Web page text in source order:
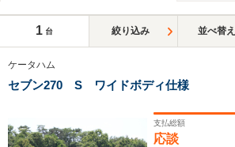
1 台 絞り込み 並べ替え
ケータハム
セブン270 S ワイドボディ仕様
支払総額
応談